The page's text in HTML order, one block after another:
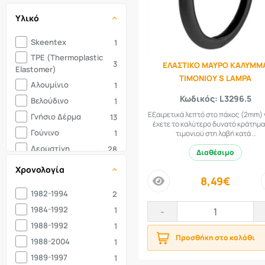
CLIO
CORDOBA
2
COROLLA
CORSA
CORSA
1
CUPRA
1
D40
1
DOBLO
1
DUSTER
1
E30
3
Σετ Καλύμματα
9
Φούσκα
1
Υλικό
Skeentex
1
TPE (Thermoplastic
Elastomer)
3
Αλουμίνιο
1
Βελούδινο
1
Γνήσιο Δέρμα
13
Γούνινο
1
Δερματίνη
28
Λάστιχο
Μοκέτα
9
Μπίλια
1
Πετσετέ
9
Πολυεστέρας
18
Σιλικονούχο
1
Χρονολογία
1982-1994
2
1984-1992
1
1988-1992
1
1988-2004
1
1989-1997
1
ΕΛΑΣΤΙΚΟ ΜΑΥΡΟ
ΤΙΜΟΝΙΟΥ S LAMPA
Κωδικός: L3296.5
Εξαιρετικά λεπτό στο πάχος (2mm)
έχετε το καλύτερο δυνατό
τιμονιού στη λαβή κατά ..
Διαθέσιμο
price 8,49€
-
Προσθήκη στο καλάθι